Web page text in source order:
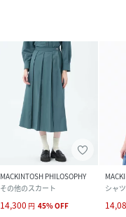
MACKINTOSH PHILOSOPHY
その他のスカート
14,300 円 45%OFF
シャ